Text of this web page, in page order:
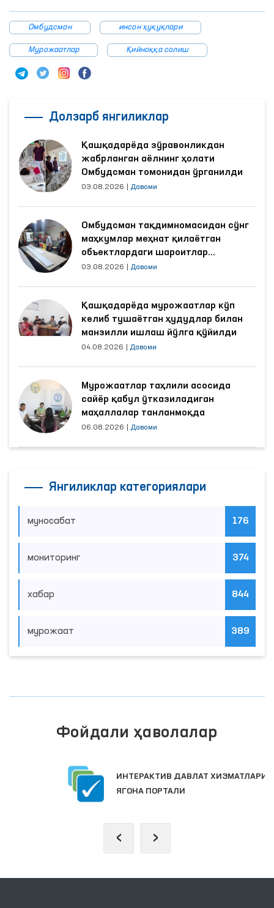
Омбудсман инсон ҳуқуқлари
Мурожаатлар Қийноққа солиш
Долзарб янгиликлар
Қашқадарёда зўравонликдан
жабрланган аёлнинг ҳолати
Омбудсман томонидан ўрганилди
03.08.2026 Давоми
Омбудсман тақдимномасидан сўнг
маҳкумлар меҳнат қилаётган
объектлардаги шароитлар
яхшиланди
03.08.2026 Давоми
Қашқадарёда мурожаатлар кўп
келиб тушаётган ҳудудлар билан
манзилли ишлаш йўлга қўйилди
04.08.2026 Давоми
Мурожаатлар таҳлили асосида
сайёр қабул ўтказиладиган
маҳаллалар танланмоқда
06.08.2026 Давоми
Янгиликлар категориялари
муносабат 176
мониторинг 374
хабар 844
мурожаат 389
Фойдали ҳаволалар
ИНТЕРАКТИВ ДАВЛАТ ХИЗМАТЛАРИ
ЯГОНА ПОРТАЛИ
‹ ›